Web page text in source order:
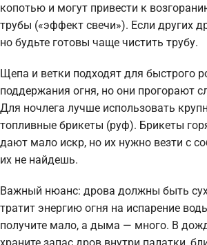
копотью и могут привести к
трубы («эффект свечи»). Если других
но будьте готовы чаще чистить трубу.
Щепа и ветки подходят для быстрого
поддержания огня, но они прогорают
Для ночлега лучше использовать
топливные брикеты (руф). Брикеты
дают мало искр, но их нужно везти с
их не найдешь.
Важный нюанс: дрова должны быть
тратит энергию огня на испарение
получите мало, а дыма — много. В
храните запас дров внутри палатки,